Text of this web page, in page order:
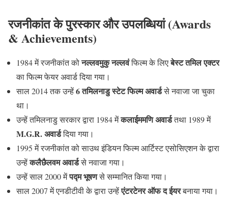
रजनीकांत के पुरस्कार और उपलब्धियां (Awards
& Achievements)
1984 में रजनीकांत कोनल्लवमुकु नल्लवंफिल्म के लिएबेस्ट तमिल एक्टर
का फिल्म फेयर अवार्ड दिया गया।
साल 2014 तक उन्हें6 तमिलनाडु स्टेट फिल्म अवार्डसे नवाजा जा चुका
था।
उन्हें तमिलनाडु सरकार द्वारा 1984 मेंकलाईममणि अवार्डतथा 1989 में
M.G.R. अवार्डदिया गया।
1995 में रजनीकांत को साउथ इंडियन फिल्म आर्टिस्ट एसोसिएशन के द्वारा
उन्हेंकलैछैलवम अवार्डसे नवाजा गया।
उन्हें साल 2000 मेंपद्म भूषणसे सम्मानित किया गया।
साल 2007 में एनडीटीवी के द्वारा उन्हेंएंटरटेनर ऑफ द ईयरबनाया गया।